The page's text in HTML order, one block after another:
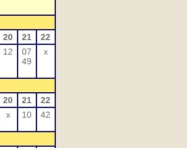
20 21
22
12
07
49
x
20 21
22
x 10 42